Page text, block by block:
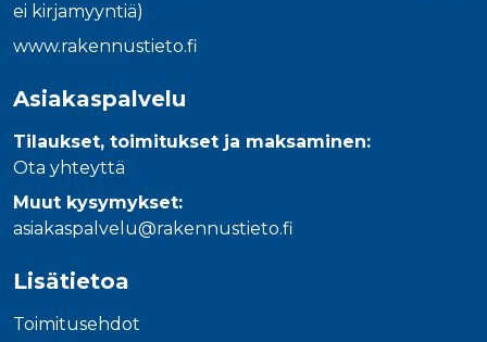
ei kirjamyyntiä)
www.rakennustieto.fi
Asiakaspalvelu
Tilaukset, toimitukset ja maksaminen:
Ota yhteyttä
Muut kysymykset:
asiakaspalvelu@rakennustieto.fi
Lisätietoa
Toimitusehdot